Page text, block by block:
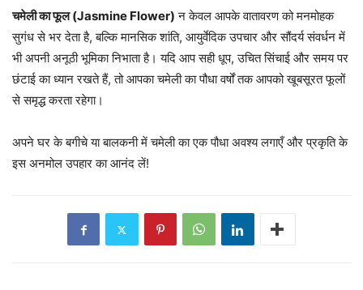
चमेली का फूल (Jasmine Flower) न केवल आपके वातावरण को मनमोहक
सुगंध से भर देता है, बल्कि मानसिक शांति, आयुर्वेदिक उपचार और सौंदर्य संवर्धन में
भी अपनी अनूठी भूमिका निभाता है। यदि आप सही धूप, उचित सिंचाई और समय पर
छंटाई का ध्यान रखते हैं, तो आपका चमेली का पौधा वर्षों तक आपको खूबसूरत फूलों
से समृद्ध करता रहेगा।
अपने घर के बगीचे या बालकनी में चमेली का एक पौधा अवश्य लगाएँ और प्रकृति के
इस अनमोल उपहार का आनंद लें!